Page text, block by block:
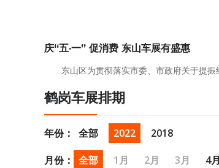
庆“五·一” 促消费 东山车展有盛惠
鹤岗车展排期
年份： 全部 2022
2018
月份：
全部 1月 2月 3月 4月